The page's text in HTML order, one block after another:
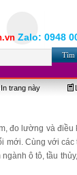
Zalo: 0948
In trang này
đo lường và điều
mới. Cùng với các
ô tô, tầu